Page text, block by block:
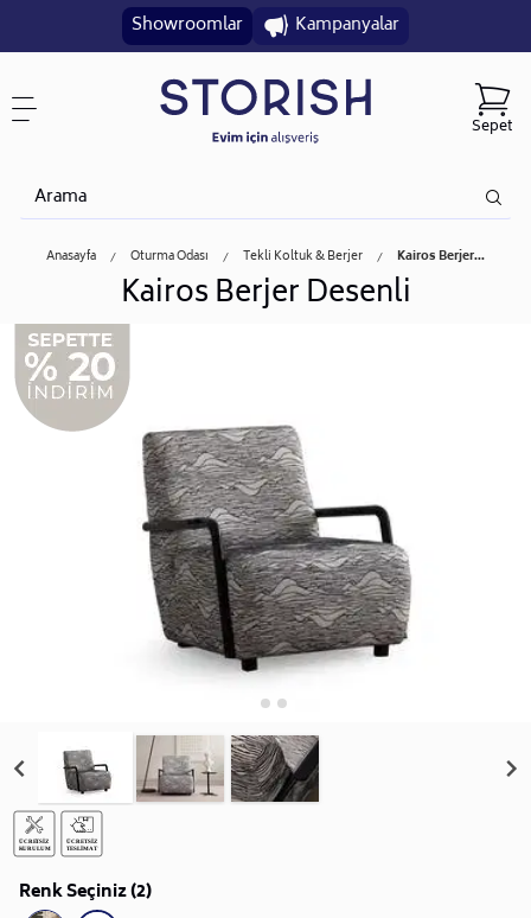
Showroomlar Kampanyalar
Sepet
Anasayfa Oturma Odası Tekli Koltuk & Berjer Kairos Berjer...
Kairos Berjer Desenli
Renk Seçiniz (2)